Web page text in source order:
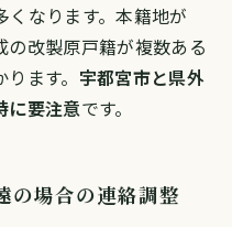
くなります。本籍地が
改製原戸籍が複数ある
ます。 宇都宮市と県外
に要注意です。
の場合の連絡調整